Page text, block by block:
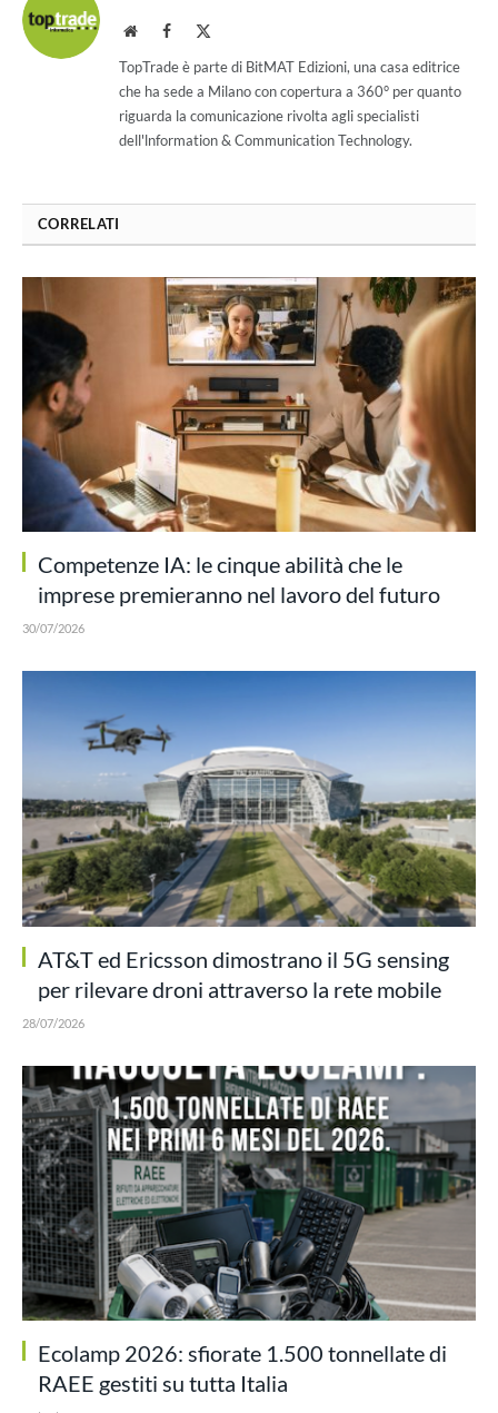
WebsiteFacebook
TopTrade è parte di BitMAT Edizioni, una casa editrice
che ha sede a Milano con copertura a 360° per quanto
riguarda la comunicazione rivolta agli specialisti
dell'lnformation & Communication Technology.
CORRELATI
Competenze IA: le cinque abilità che le
imprese premieranno nel lavoro del futuro
30/07/2026
AT&T ed Ericsson dimostrano il 5G sensing
per rilevare droni attraverso la rete mobile
28/07/2026
Ecolamp 2026: sfiorate 1.500 tonnellate di
RAEE gestiti su tutta Italia